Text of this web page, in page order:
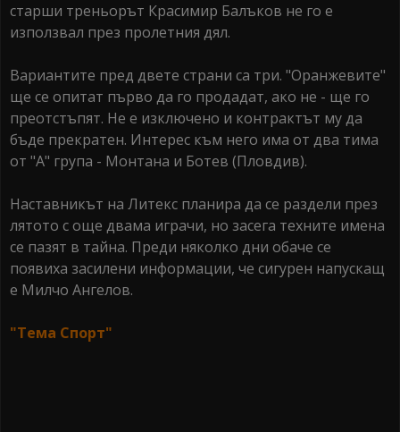
старши треньорът Красимир Балъков не го е
използвал през пролетния дял.
Вариантите пред двете страни са три. "Оранжевите"
ще се опитат първо да го продадат, ако не - ще го
преотстъпят. Не е изключено и контрактът му да
бъде прекратен. Интерес към него има от два тима
от "А" група - Монтана и Ботев (Пловдив).
Наставникът на Литекс планира да се раздели през
лятото с още двама играчи, но засега техните имена
се пазят в тайна. Преди няколко дни обаче се
появиха засилени информации, че сигурен напускащ
е Милчо Ангелов.
"Тема Спорт"